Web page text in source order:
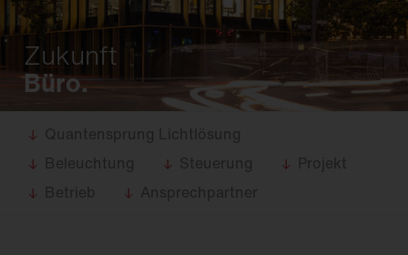
Zukunft
Büro.
Quantensprung Lichtlösung
Beleuchtung
Steuerung
Projekt
Betrieb
Ansprechpartner